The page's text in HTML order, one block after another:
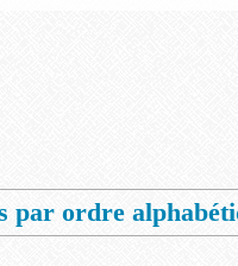
par ordre